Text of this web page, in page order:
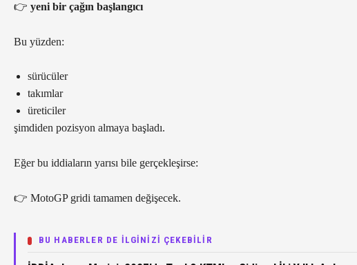
👉 yeni bir çağın başlangıcı
Bu yüzden:
sürücüler
takımlar
üreticiler
şimdiden pozisyon almaya başladı.
Eğer bu iddiaların yarısı bile gerçekleşirse:
👉 MotoGP gridi tamamen değişecek.
BU HABERLER DE İLGİNİZİ ÇEKEBİLİR